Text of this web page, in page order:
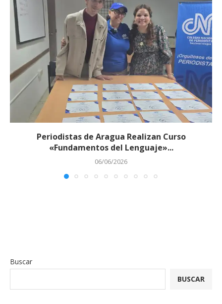
Periodistas de Aragua Realizan Curso
«Fundamentos del Lenguaje»...
06/06/2026
Buscar
BUSCAR